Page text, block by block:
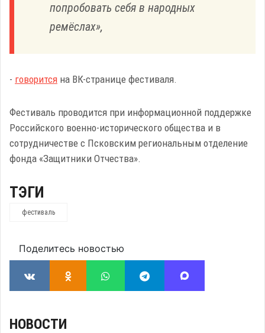
попробовать себя в народных
ремёслах»,
- говорится на ВК-странице фестиваля.
Фестиваль проводится при информационной поддержке
Российского военно-исторического общества и в
сотрудничестве с Псковским региональным отделение
фонда «Защитники Отчества».
ТЭГИ
фестиваль
Поделитесь новостью
НОВОСТИ